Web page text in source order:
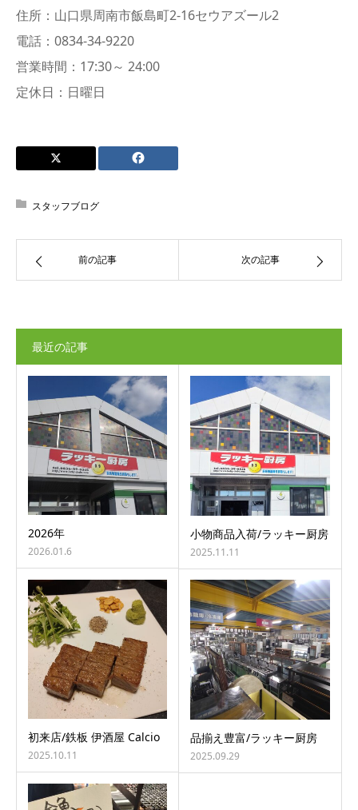
住所：山口県周南市飯島町2-16セウアズール2
電話：0834-34-9220
営業時間：17:30～ 24:00
定休日：日曜日
スタッフブログ
前の記事 次の記事
最近の記事
2026年
2026.01.6
小物商品入荷/ラッキー厨房
2025.11.11
初来店/鉄板 伊酒屋 Calcio
2025.10.11
品揃え豊富/ラッキー厨房
2025.09.29